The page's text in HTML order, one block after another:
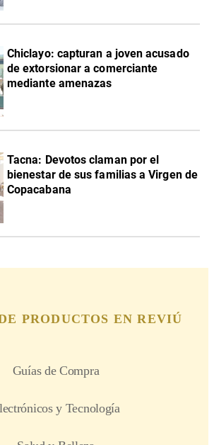
Chiclayo: capturan a joven acusado
de extorsionar a comerciante
mediante amenazas
Tacna: Devotos claman por el
bienestar de sus familias a Virgen de
Copacabana